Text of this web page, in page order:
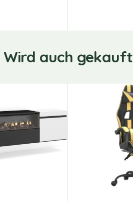
Wird auch gekauft